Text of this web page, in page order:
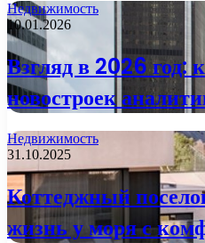
Недвижимость
10.01.2026
Взгляд в 2026 год:
новостроек
Недвижимость
31.10.2025
Коттеджный
жизнь у моря с